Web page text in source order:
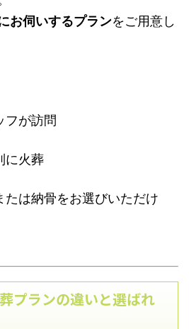
お伺いするプランをご用意し
フが訪問
に火葬
たは納骨をお選びいただけ
プランの違いと選ばれ